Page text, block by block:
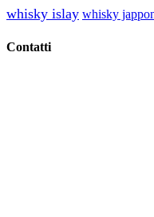
whisky islay whisky
Contatti